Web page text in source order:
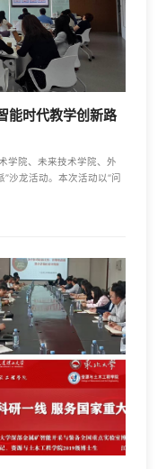
能时代教学创新路
学院、未来技术学院、外
沙龙活动。本次活动以“问